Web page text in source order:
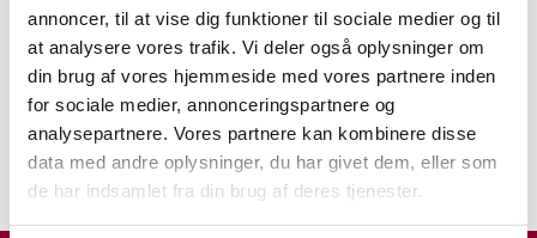
annoncer, til at vise dig funktioner til sociale medier og til
at analysere vores trafik. Vi deler også oplysninger om
din brug af vores hjemmeside med vores partnere inden
for sociale medier, annonceringspartnere og
analysepartnere. Vores partnere kan kombinere disse
data med andre oplysninger, du har givet dem, eller som
de har indsamlet fra din brug af deres tjenester.
Sygdom
Assessment of efficacy and
safety of treatment of cats
with toxoplasmosis
16.09.19 TYPE 1